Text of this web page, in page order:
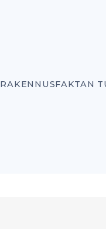
RAKENNUSFAKTAN